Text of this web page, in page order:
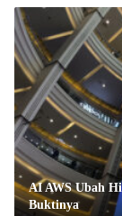
AI AWS Ubah
Buktinya